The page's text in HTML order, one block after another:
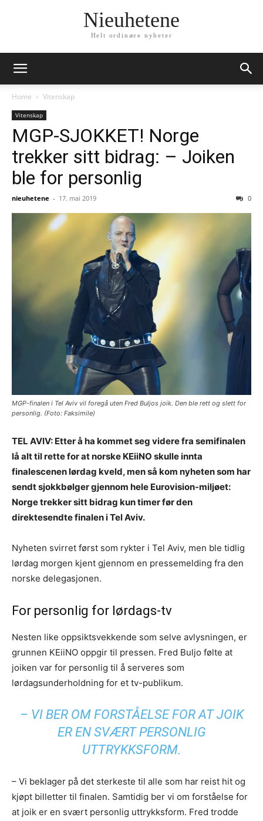
Nieuhetene
Helt ordinære nyheter
Home Vitenskap
Vitenskap
MGP-SJOKKET! Norge
trekker sitt bidrag: – Joiken
ble for personlig
nieuhetene - 17. mai 2019 0
MGP-finalen i Tel Aviv vil foregå uten Fred Buljos joik. Den ble rett og slett for
personlig. (Foto: Faksimile)
TEL AVIV: Etter å ha kommet seg videre fra semifinalen
lå alt til rette for at norske KEiiNO skulle innta
finalescenen lørdag kveld, men så kom nyheten som har
sendt sjokkbølger gjennom hele Eurovision-miljøet:
Norge trekker sitt bidrag kun timer før den
direktesendte finalen i Tel Aviv.
Nyheten svirret først som rykter i Tel Aviv, men ble tidlig
lørdag morgen kjent gjennom en pressemelding fra den
norske delegasjonen.
For personlig for lørdags-tv
Nesten like oppsiktsvekkende som selve avlysningen, er
grunnen KEiiNO oppgir til pressen. Fred Buljo følte at
joiken var for personlig til å serveres som
lørdagsunderholdning for et tv-publikum.
– VI BER OM FORSTÅELSE FOR AT JOIK
ER EN SVÆRT PERSONLIG
UTTRYKKSFORM.
– Vi beklager på det sterkeste til alle som har reist hit og
kjøpt billetter til finalen. Samtidig ber vi om forståelse for
at joik er en svært personlig uttrykksform. Fred trodde